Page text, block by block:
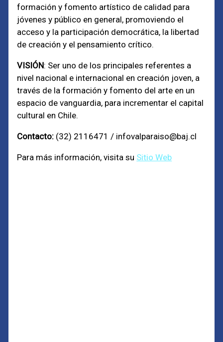
formación y fomento artístico de calidad para
jóvenes y público en general, promoviendo el
acceso y la participación democrática, la libertad
de creación y el pensamiento crítico.
VISIÓN: Ser uno de los principales referentes a
nivel nacional e internacional en creación joven, a
través de la formación y fomento del arte en un
espacio de vanguardia, para incrementar el capital
cultural en Chile.
Contacto: (32) 2116471 / infovalparaiso@baj.cl
Para más información, visita su Sitio Web